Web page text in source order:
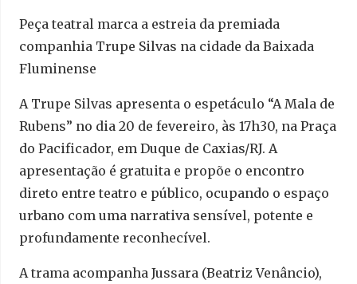
Peça teatral marca a estreia da premiada
companhia Trupe Silvas na cidade da Baixada
Fluminense
A Trupe Silvas apresenta o espetáculo “A Mala de
Rubens” no dia 20 de fevereiro, às 17h30, na Praça
do Pacificador, em Duque de Caxias/RJ. A
apresentação é gratuita e propõe o encontro
direto entre teatro e público, ocupando o espaço
urbano com uma narrativa sensível, potente e
profundamente reconhecível.
A trama acompanha Jussara (Beatriz Venâncio),